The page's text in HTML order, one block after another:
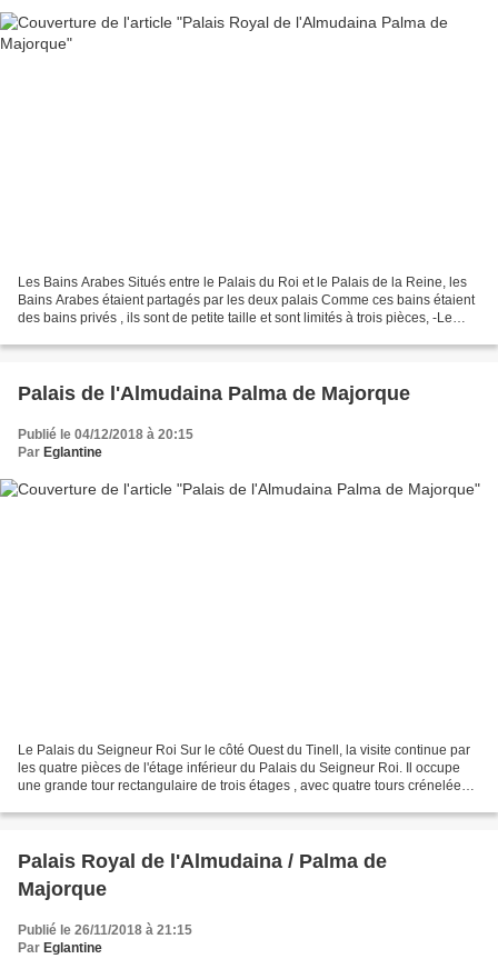
Les Bains Arabes Situés entre le Palais du Roi et le Palais de la Reine, les
Bains Arabes étaient partagés par les deux palais Comme ces bains étaient
des bains privés , ils sont de petite taille et sont limités à trois pièces, -Le
Palais de l'Almudaina Palma de Majorque
Publié le 04/12/2018 à 20:15
Par Eglantine
Le Palais du Seigneur Roi Sur le côté Ouest du Tinell, la visite continue par
les quatre pièces de l'étage inférieur du Palais du Seigneur Roi. Il occupe
une grande tour rectangulaire de trois étages , avec quatre tours crénelées
Palais Royal de l'Almudaina / Palma de
Majorque
Publié le 26/11/2018 à 21:15
Par Eglantine